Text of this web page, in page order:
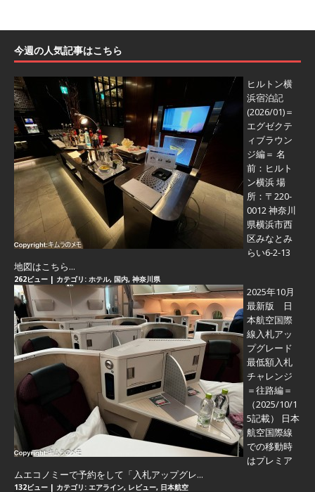
今週の人気記事はこちら
ヒルトン横
浜宿泊記
(2026/01)＝
エグゼクテ
ィブラウン
ジ編＝ 名
前：ヒルト
ン横浜 場
所：〒220-
0012 神奈川
県横浜市西
区みなとみ
らい6-2-13
地図はこちら...
262ビュー | カテゴリ: ホテル, 国内, 神奈川県
2025年10月
最新版 日
本航空国際
線入札アッ
プグレード
最低額入札
チャレンジ
＝往路編＝
（2025/10/1
5記載） 日本
航空国際線
での移動時
はプレミア
ムエコノミーで予約をして「入札アップグレ...
132ビュー | カテゴリ: エアライン, レビュー, 日本航空